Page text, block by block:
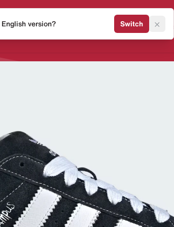
Release Kalender Sneaker
version? Switch ×